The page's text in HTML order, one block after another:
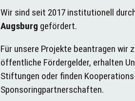
Wir sind seit 2017 institutionell
Augsburg gefördert.
Für unsere Projekte beantragen wir
öffentliche Fördergelder, erhalten
Stiftungen oder finden
Sponsoringpartnerschaften.